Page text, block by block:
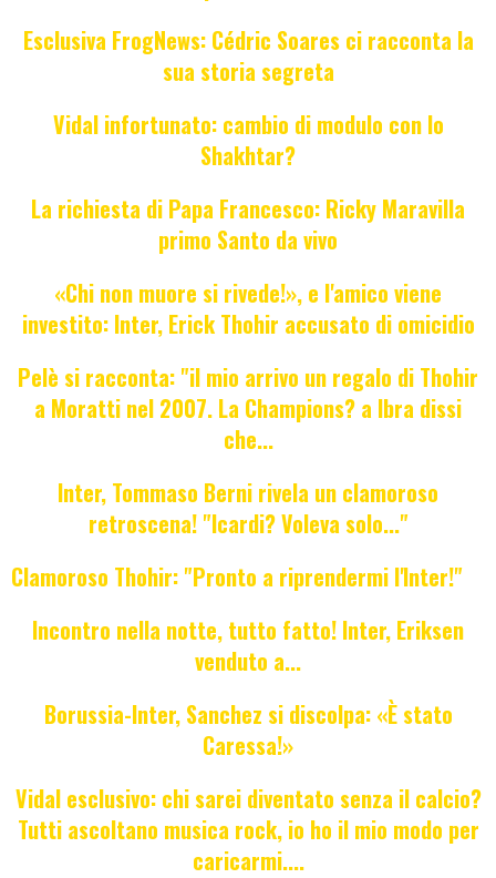
Esclusiva FrogNews: Cédric Soares ci racconta la
sua storia segreta
Vidal infortunato: cambio di modulo con lo
Shakhtar?
La richiesta di Papa Francesco: Ricky Maravilla
primo Santo da vivo
«Chi non muore si rivede!», e l'amico viene
investito: Inter, Erick Thohir accusato di omicidio
Pelè si racconta: "il mio arrivo un regalo di Thohir
a Moratti nel 2007. La Champions? a Ibra dissi
che...
Inter, Tommaso Berni rivela un clamoroso
retroscena! "Icardi? Voleva solo..."
Clamoroso Thohir: "Pronto a riprendermi l'Inter!"
Incontro nella notte, tutto fatto! Inter, Eriksen
venduto a...
Borussia-Inter, Sanchez si discolpa: «È stato
Caressa!»
Vidal esclusivo: chi sarei diventato senza il calcio?
Tutti ascoltano musica rock, io ho il mio modo per
caricarmi....